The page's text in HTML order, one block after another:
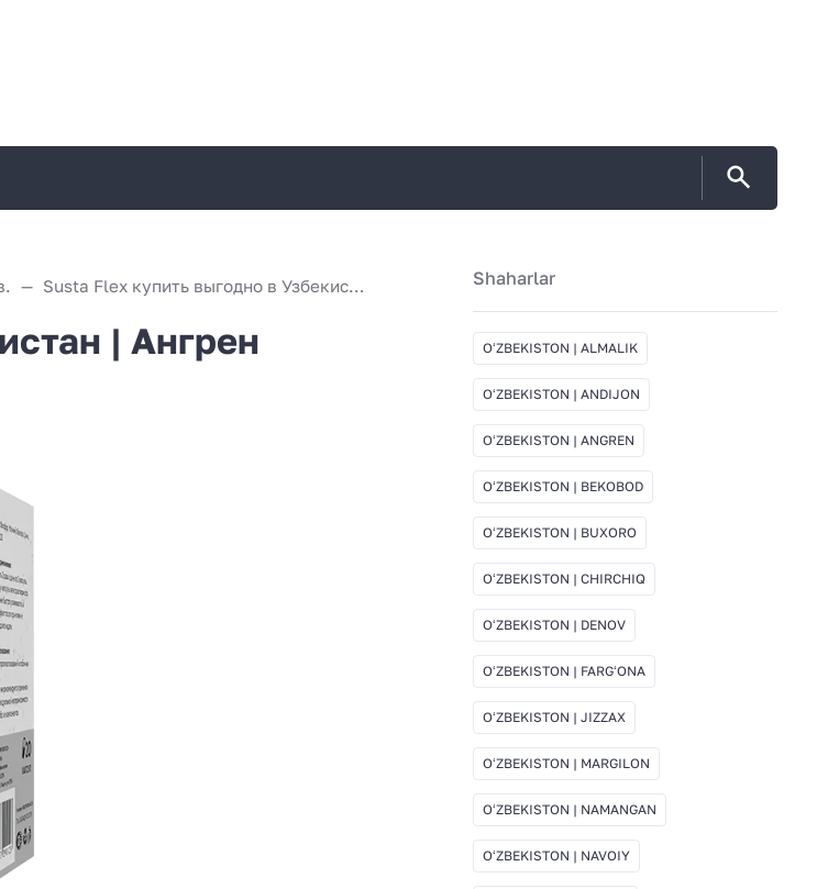
Susta Flex купить выгодно в Узбекистан | Ангрен
| Ангрен
Shaharlar
OʻZBEKISTON | ALMALIK
OʻZBEKISTON | ANDIJON
OʻZBEKISTON | ANGREN
OʻZBEKISTON | BEKOBOD
OʻZBEKISTON | BUXORO
OʻZBEKISTON | CHIRCHIQ
OʻZBEKISTON | DENOV
OʻZBEKISTON | FARGʻONA
OʻZBEKISTON | JIZZAX
OʻZBEKISTON | MARGILON
OʻZBEKISTON | NAMANGAN
OʻZBEKISTON | NAVOIY